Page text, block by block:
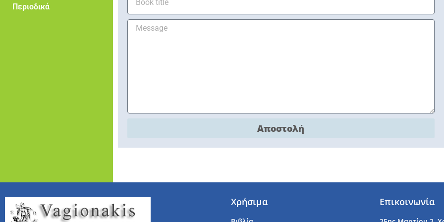
Περιοδικά
Αποστολή
Χρήσιμα Επικοινωνία